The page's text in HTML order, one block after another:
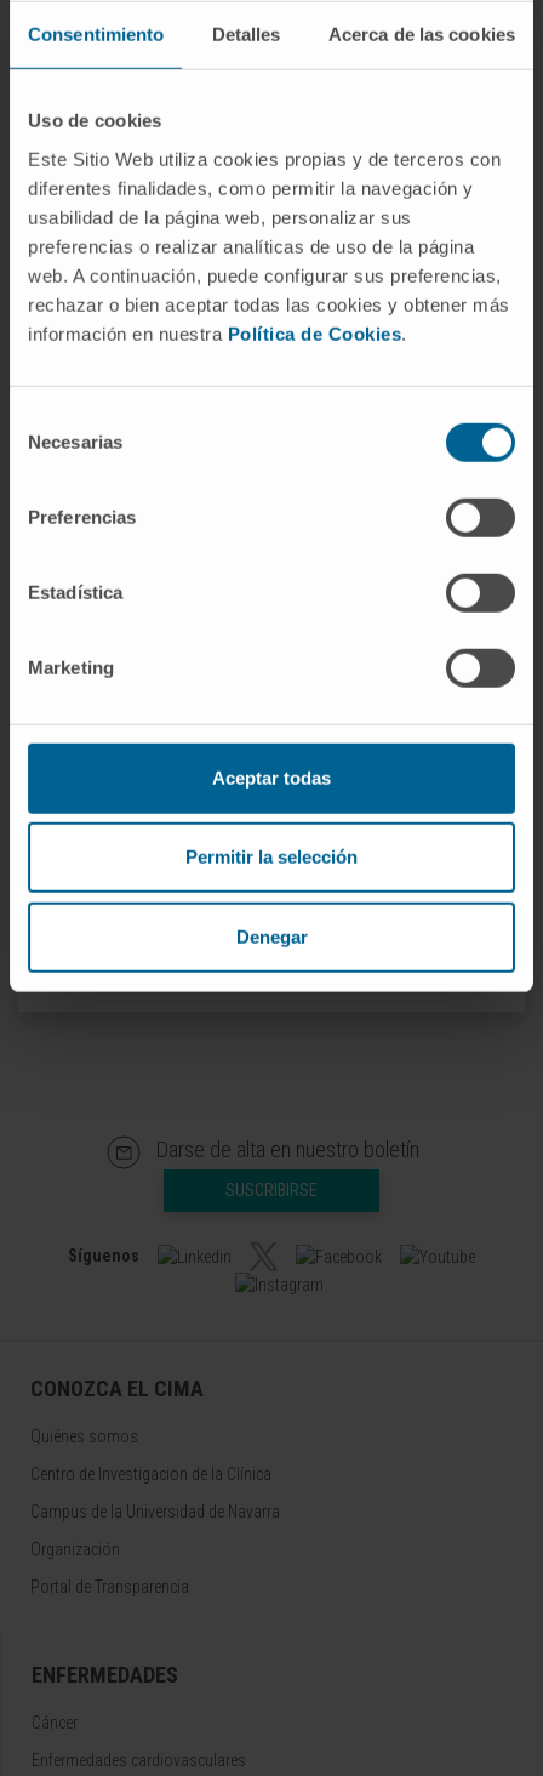
Consentimiento Detalles Acerca de las cookies
Uso de cookies
Este Sitio Web utiliza cookies propias y de terceros con
diferentes finalidades, como permitir la navegación y
usabilidad de la página web, personalizar sus
preferencias o realizar analíticas de uso de la página
web. A continuación, puede configurar sus preferencias,
rechazar o bien aceptar todas las cookies y obtener más
información en nuestra Política de Cookies.
Necesarias
Preferencias
Estadística
Marketing
Aceptar todas
Permitir la selección
Denegar
Particularly, the levels of glucose, glycine and
1-methlynicotinamide, metabolites involved in
energy metabolism and nucleotide synthesis
groups of patients. These results underscore
the potential of targeted metabolomic
profiling to characterize relevant metabolic
changes involved in the progression of this
neoplastic process.
Oct 2;19(10):4082-4092. doi:
10.1021/acs.jproteome.0c00493. Epub 2020
Sep 23.
VER PUBLICACIÓN EN PUBMED
Dr. Antonio Pineda Lucena
Investigador | Investigador principal
Grupo de Investigación en Química
Médica
Darse de alta en nuestro boletín
SUSCRIBIRSE
Síguenos
CONOZCA EL CIMA
Quiénes somos
Centro de Investigacion de la Clínica
Campus de la Universidad de Navarra
Organización
Portal de Transparencia
ENFERMEDADES
Cáncer
Enfermedades cardiovasculares